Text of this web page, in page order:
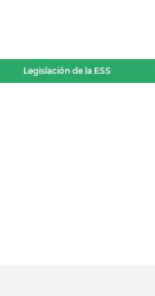
Legislación de la ESS